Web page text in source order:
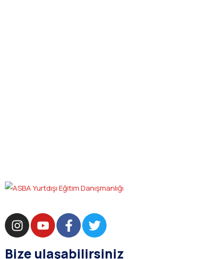
Bize ulaşabilirsiniz